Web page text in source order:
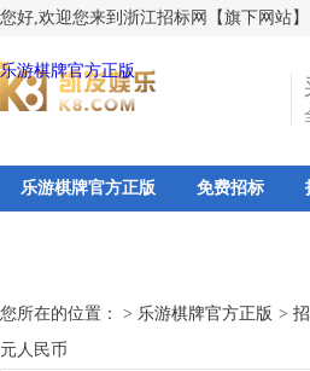
您好,欢迎您来到浙江招标网【旗下网站】
乐游棋牌官方正版
乐游棋牌官方正版 免费招标
您所在的位置： > 乐游棋牌官方正版 >
元人民币